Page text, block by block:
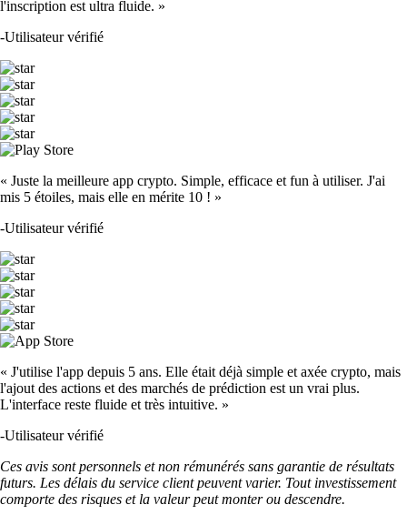
l'inscription est ultra fluide. »
-Utilisateur vérifié
« Juste la meilleure app crypto. Simple, efficace et fun à utiliser. J'ai
mis 5 étoiles, mais elle en mérite 10 ! »
-Utilisateur vérifié
« J'utilise l'app depuis 5 ans. Elle était déjà simple et axée crypto, mais
l'ajout des actions et des marchés de prédiction est un vrai plus.
L'interface reste fluide et très intuitive. »
-Utilisateur vérifié
Ces avis sont personnels et non rémunérés sans garantie de résultats
futurs. Les délais du service client peuvent varier. Tout investissement
comporte des risques et la valeur peut monter ou descendre.